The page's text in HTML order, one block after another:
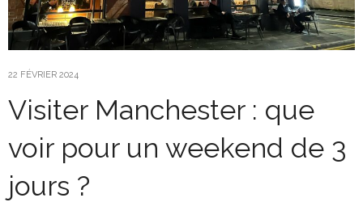
22 FÉVRIER 2024
Visiter Manchester : que
voir pour un weekend de 3
jours ?